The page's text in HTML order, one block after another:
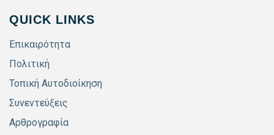
QUICK LINKS
Επικαιρότητα
Πολιτική
Τοπική Αυτοδιοίκηση
Συνεντεύξεις
Αρθρογραφία